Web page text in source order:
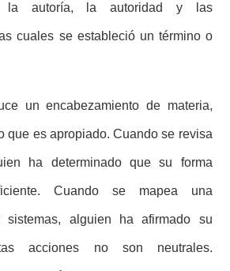
la autoría, la autoridad y las
cuales se estableció un término o
un encabezamiento de materia,
que es apropiado. Cuando se revisa
ha determinado que su forma
Cuando se mapea una
sistemas, alguien ha afirmado su
acciones no son neutrales.